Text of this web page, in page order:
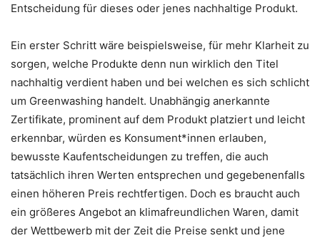
Entscheidung für dieses oder jenes nachhaltige Produkt.
Ein erster Schritt wäre beispielsweise, für mehr Klarheit zu
sorgen, welche Produkte denn nun wirklich den Titel
nachhaltig verdient haben und bei welchen es sich schlicht
um Greenwashing handelt. Unabhängig anerkannte
Zertifikate, prominent auf dem Produkt platziert und leicht
erkennbar, würden es Konsument*innen erlauben,
bewusste Kaufentscheidungen zu treffen, die auch
tatsächlich ihren Werten entsprechen und gegebenenfalls
einen höheren Preis rechtfertigen. Doch es braucht auch
ein größeres Angebot an klimafreundlichen Waren, damit
der Wettbewerb mit der Zeit die Preise senkt und jene